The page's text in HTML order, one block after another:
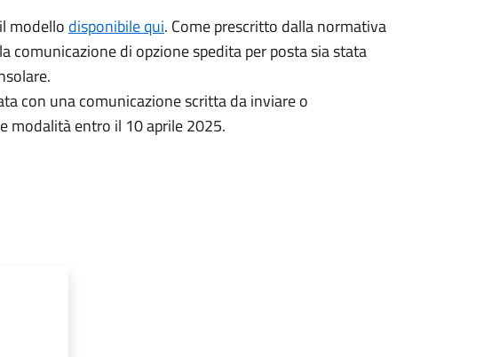
modello disponibile qui. Come prescritto dalla normativa
comunicazione di opzione spedita per posta sia stata
con una comunicazione scritta da inviare o
modalità entro il 10 aprile 2025.